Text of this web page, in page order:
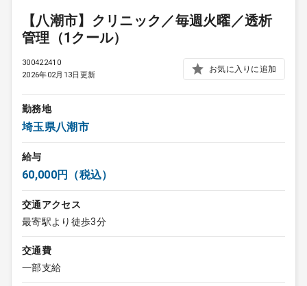
【八潮市】クリニック／毎週火曜／透析
管理（1クール）
300422410
2026年02月13日更新
お気に入りに追加
勤務地
埼玉県八潮市
給与
60,000円（税込）
交通アクセス
最寄駅より徒歩3分
交通費
一部支給